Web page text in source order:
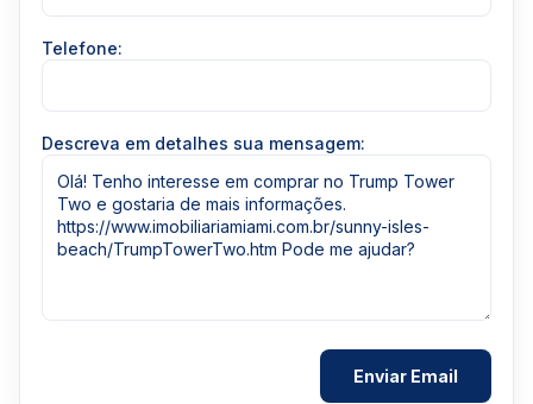
Telefone:
Descreva em detalhes sua mensagem: